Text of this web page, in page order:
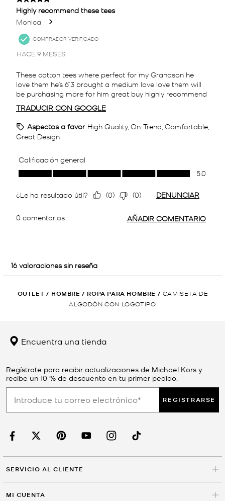
OUTLET / HOMBRE / ROPA PARA HOMBRE / CAMISETA DE
ALGODÓN CON LOGOTIPO
Encuentra una tienda
Regístrate para recibir actualizaciones de Michael Kors y
recibe un 10 % de descuento en tu primer pedido.
REGISTRARSE
SERVICIO AL CLIENTE
MI CUENTA